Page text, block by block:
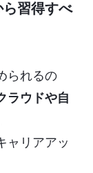
習得すべ
られるの
ラウドや自
ャリアアッ